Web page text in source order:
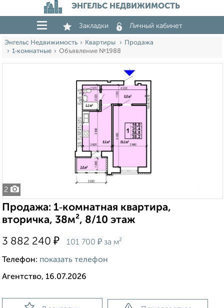
ЭНГЕЛЬС НЕДВИЖИМОСТЬ
Закладки Личный кабинет
Энгельс Недвижимость Квартиры
Продажа
1‑комнатные
Объявление №1988
2
Продажа: 1‑комнатная квартира,
вторичка, 38м², 8/10 этаж
3 882 240 ₽ 101 700 ₽ за м²
Телефон: показать телефон
Агентство, 16.07.2026